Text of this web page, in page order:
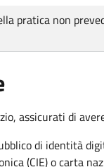
pratica non
assicurati di
di identità
(CIE) o carta